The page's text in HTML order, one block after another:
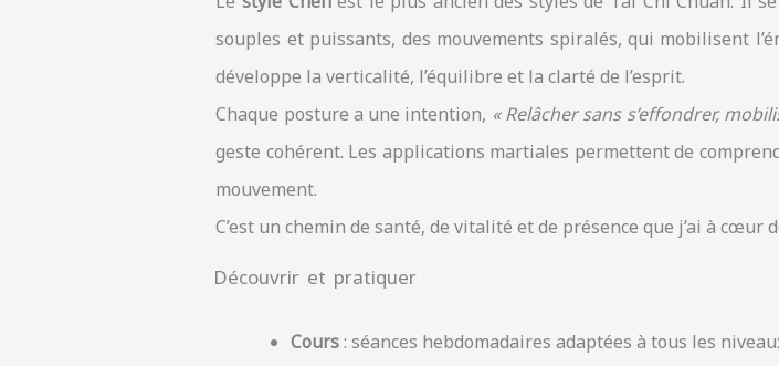
souples et puissants, des mouvements spiralés, qui mobilisent
développe la verticalité, l’équilibre et la clarté de l’esprit.
Chaque posture a une intention, « Relâcher sans s’effondrer,
geste cohérent. Les applications martiales permettent de
mouvement.
C’est un chemin de santé, de vitalité et de présence que j’ai à cœur
Découvrir et pratiquer
Cours: séances hebdomadaires adaptées à tous les